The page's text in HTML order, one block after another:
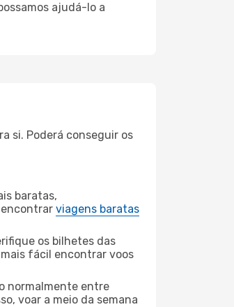
ajudá-lo a
si. Poderá conseguir os
baratas,
encontrar viagens baratas
os bilhetes das
fácil encontrar voos
normalmente entre
voar a meio da semana